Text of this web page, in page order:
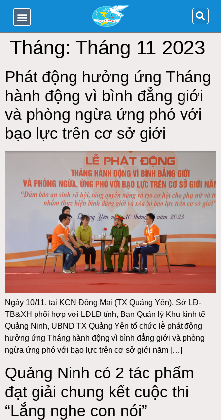
Tháng: Tháng 11 2023
Phát động hưởng ứng Tháng
hành động vì bình đẳng giới
và phòng ngừa ứng phó với
bạo lực trên cơ sở giới
Ngày 10/11, tại KCN Đông Mai (TX Quảng Yên), Sở LĐ-
TB&XH phối hợp với LĐLĐ tỉnh, Ban Quản lý Khu kinh tế
Quảng Ninh, UBND TX Quảng Yên tổ chức lễ phát động
hưởng ứng Tháng hành động vì bình đẳng giới và phòng
ngừa ứng phó với bạo lực trên cơ sở giới năm […]
Quảng Ninh có 2 tác phẩm
đạt giải chung kết cuộc thi
“Lắng nghe con nói”